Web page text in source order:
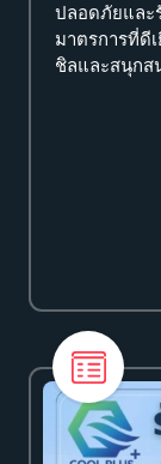
ปลอดภัยและ
มาตรการที่ดี
ชิลและสนุกส